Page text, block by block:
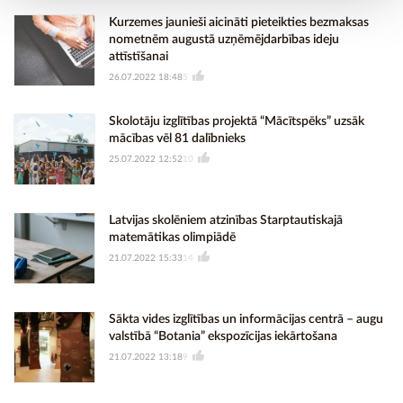
Kurzemes jaunieši aicināti pieteikties bezmaksas
nometnēm augustā uzņēmējdarbības ideju
attīstīšanai
26.07.2022 18:48 5
Skolotāju izglītības projektā “Mācītspēks” uzsāk
mācības vēl 81 dalībnieks
25.07.2022 12:52 10
Latvijas skolēniem atzinības Starptautiskajā
matemātikas olimpiādē
21.07.2022 15:33 14
Sākta vides izglītības un informācijas centrā – augu
valstībā “Botania” ekspozīcijas iekārtošana
21.07.2022 13:18 9